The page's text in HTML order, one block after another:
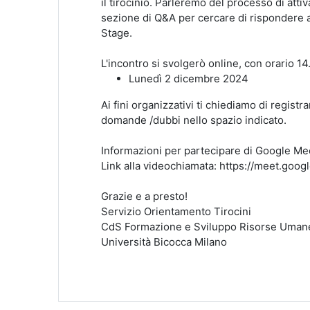
sezione di Q&A per cercare di
Stage.
L'incontro si svolgerò online, con orario
Lunedì 2 dicembre 2024
Ai fini organizzativi ti chiediamo di
domande /dubbi nello spazio indicato.
Informazioni per partecipare di Google
Link alla videochiamata: https://
Grazie e a presto!
Servizio Orientamento Tirocini
CdS Formazione e Sviluppo Risorse
Università Bicocca Milano